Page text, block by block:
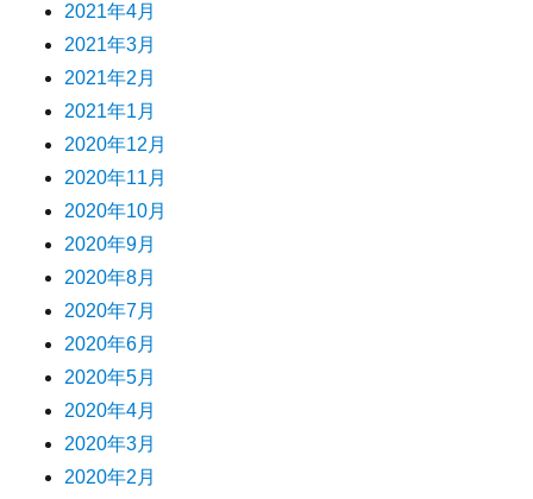
2021年4月
2021年3月
2021年2月
2021年1月
2020年12月
2020年11月
2020年10月
2020年9月
2020年8月
2020年7月
2020年6月
2020年5月
2020年4月
2020年3月
2020年2月